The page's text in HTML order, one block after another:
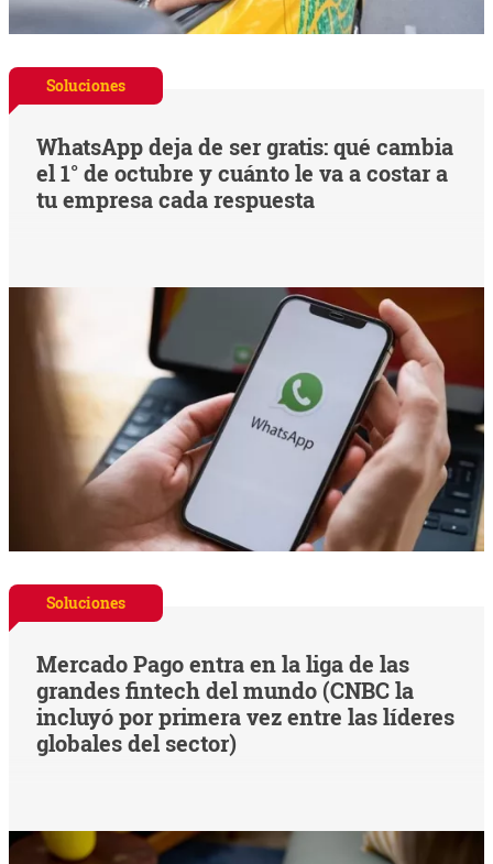
Soluciones
WhatsApp deja de ser gratis: qué cambia
el 1° de octubre y cuánto le va a costar a
tu empresa cada respuesta
Soluciones
Mercado Pago entra en la liga de las
grandes fintech del mundo (CNBC la
incluyó por primera vez entre las líderes
globales del sector)